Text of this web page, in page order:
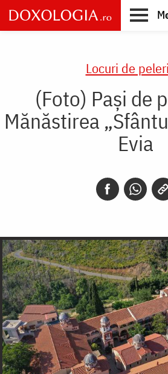
Skip
to
main
Locuri de
(Foto) Pași de
Mănăstirea
Evia